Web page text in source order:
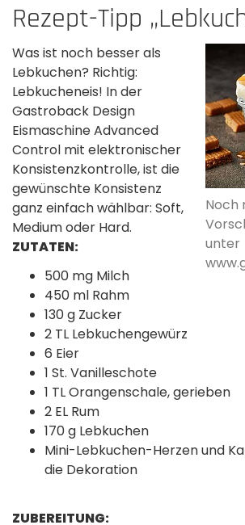
Rezept-Tipp
Noch
unter
Was ist noch besser als
Lebkuchen? Richtig:
Lebkucheneis! In der
Gastroback Design
Eismaschine Advanced
Control mit elektronischer
Konsistenzkontrolle, ist die
gewünschte Konsistenz
ganz einfach wählbar: Soft,
Medium oder Hard.
ZUTATEN:
500 mg Milch
450 ml Rahm
130 g Zucker
2 TL Lebkuchengewürz
6 Eier
1 St. Vanilleschote
1 TL Orangenschale, gerieben
2 EL Rum
170 g Lebkuchen
Mini-Lebkuchen-Herzen und
die Dekoration
ZUBEREITUNG: